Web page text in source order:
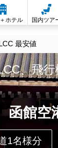
ホテル 国内ツア
最安値
、飛
函館空
1名様分